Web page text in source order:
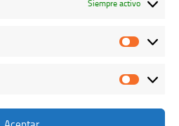
Siempre activo